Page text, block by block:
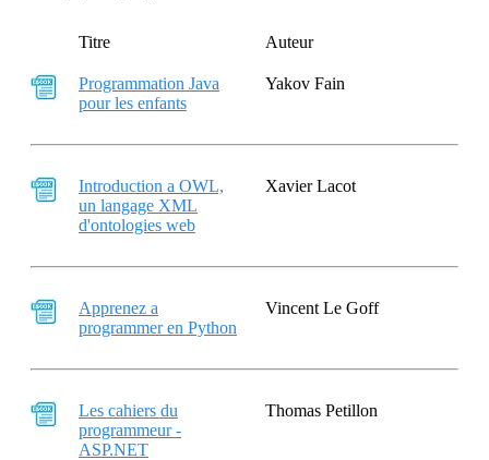
Titre Auteur
Programmation Java
pour les enfants
Yakov Fain
Introduction a OWL,
un langage XML
d'ontologies web
Xavier Lacot
Apprenez a
programmer en Python
Vincent Le Goff
Les cahiers du
programmeur -
ASP.NET
Thomas Petillon